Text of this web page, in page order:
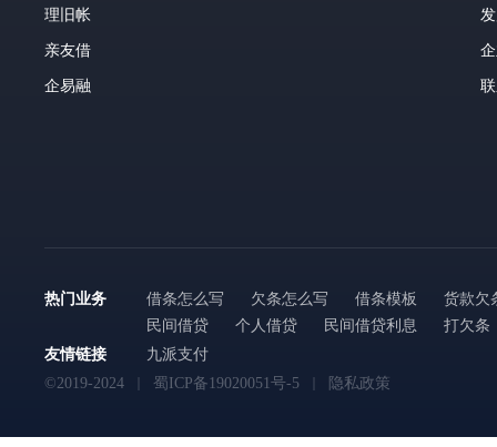
理旧帐
亲友借
企易融
热门业务 借条怎么写 欠条怎么写 借条模板
货款欠
民间借贷
个人借贷 民间借贷利息
打欠条
友情链接
九派支付
©2019-2024
蜀ICP备19020051号-5 隐私政策